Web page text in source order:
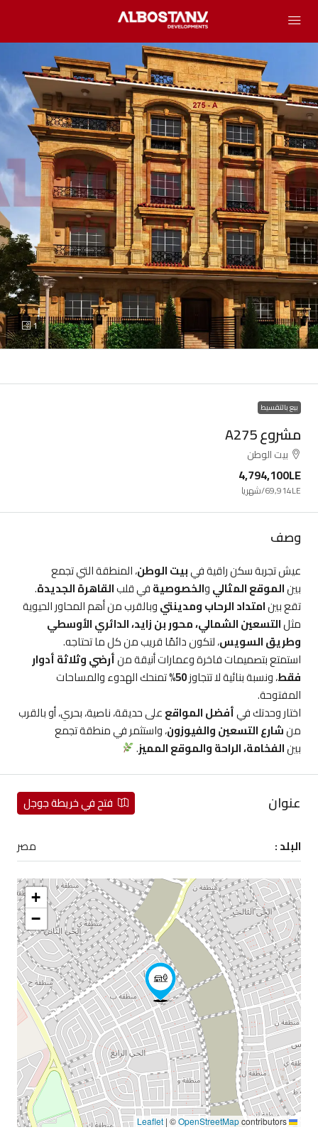
1
بيع بالتقسيط
مشروع A275
بيت الوطن
4,794,100LE
69,914LE/شهريا
وصف
عيش تجربة سكن راقية فيبيت الوطن، المنطقة التي تجمع
بينالموقع المثاليوالخصوصيةفي قلبالقاهرة الجديدة.
تقع بينامتداد الرحاب ومدينتيوبالقرب من أهم المحاور الحيوية
مثلالتسعين الشمالي، محور بن زايد، الدائري الأوسطي
وطريق السويس، لتكون دائمًا قريب من كل ما تحتاجه.
استمتع بتصميمات فاخرة وعمارات أنيقة منأرضي وثلاثة أدوار
فقط، ونسبة بنائية لا تتجاوز50% تمنحك الهدوء والمساحات
المفتوحة.
اختار وحدتك فيأفضل المواقععلى حديقة، ناصية، بحري، أو بالقرب
منشارع التسعين والفيوزون، واستثمر في منطقة تجمع
بينالفخامة، الراحة والموقع المميز.
عنوان فتح في خريطة جوجل
البلد : مصر
+
−
| ©OpenStreetMapcontributors